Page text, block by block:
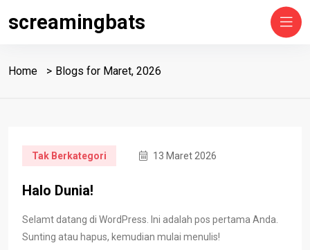
screamingbats
Home Blogs for Maret, 2026
Tak Berkategori 13 Maret 2026
Halo Dunia!
Selamt datang di WordPress. Ini adalah pos pertama Anda.
Sunting atau hapus, kemudian mulai menulis!